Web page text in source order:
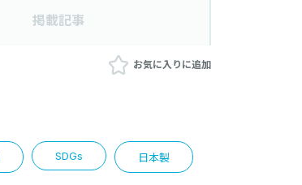
掲載記事
お気に入りに追加
SDGs 日本製